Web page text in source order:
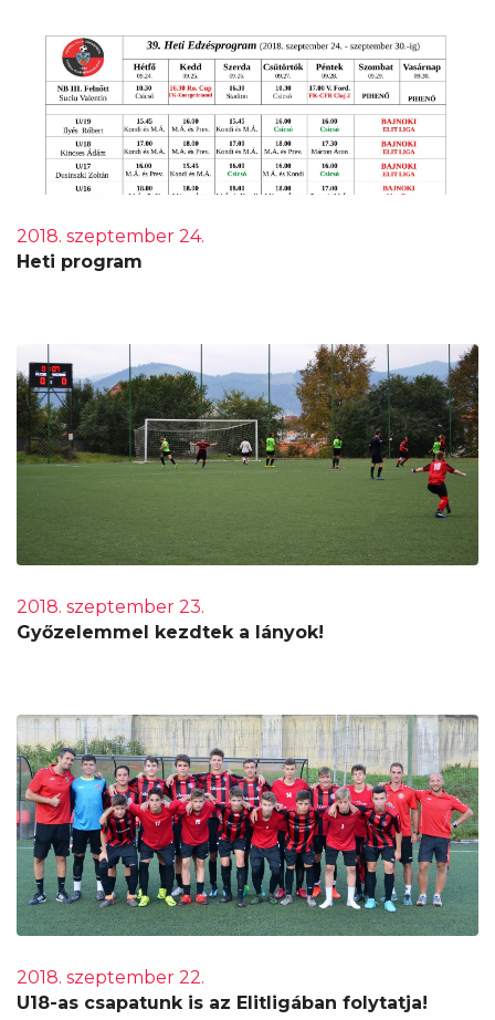
2018. szeptember 24.
Heti program
2018. szeptember 23.
Győzelemmel kezdtek a lányok!
2018. szeptember 22.
U18-as csapatunk is az Elitligában folytatja!